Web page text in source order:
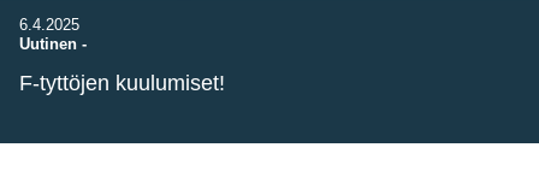
6.4.2025
Uutinen -
F-tyttöjen kuulumiset!